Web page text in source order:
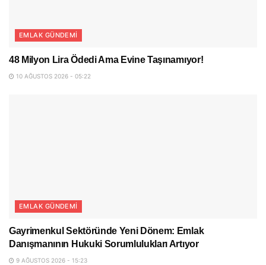
EMLAK GÜNDEMI
48 Milyon Lira Ödedi Ama Evine Taşınamıyor!
10 AĞUSTOS 2026 - 05:22
EMLAK GÜNDEMI
Gayrimenkul Sektöründe Yeni Dönem: Emlak
Danışmanının Hukuki Sorumlulukları Artıyor
9 AĞUSTOS 2026 - 15:23